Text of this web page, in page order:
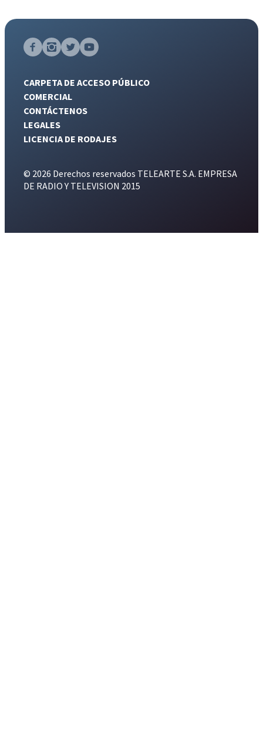
CARPETA DE ACCESO PÚBLICO
COMERCIAL
CONTÁCTENOS
LEGALES
LICENCIA DE RODAJES
© 2026 Derechos reservados TELEARTE S.A. EMPRESA
DE RADIO Y TELEVISION 2015